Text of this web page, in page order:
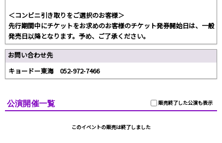
＜コンビニ引き取りをご選択のお客様＞
先行期間中にチケットをお求めのお客様のチケット発券開始日は、一般
発売日以降となります。予め、ご了承ください。
お問い合わせ先
キョードー東海 052-972-7466
販売終了した公演も表示
公演開催一覧
このイベントの販売は終了しました